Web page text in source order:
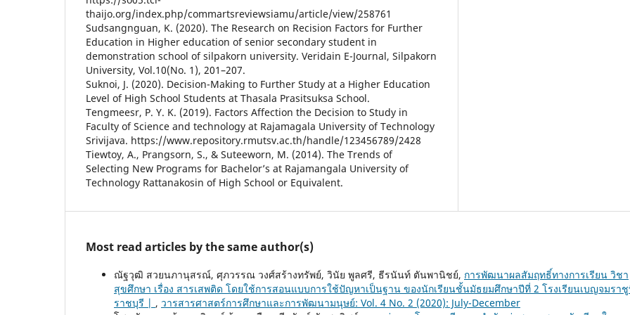
thaijo.org/index.php/commartsreviewsiamu/article/view/258761
Sudsangnguan, K. (2020). The Research on Recision Factors for Further
Education in Higher education of senior secondary student in
demonstration school of silpakorn university. Veridain E-Journal, Silpakorn
University, Vol.10(No. 1), 201–207.
Suknoi, J. (2020). Decision-Making to Further Study at a Higher Education
Level of High School Students at Thasala Prasitsuksa School.
Tengmeesr, P. Y. K. (2019). Factors Affection the Decision to Study in
Faculty of Science and technology at Rajamagala University of Technology
Srivijava. https://www.repository.rmutsv.ac.th/handle/123456789/2428
Tiewtoy, A., Prangsorn, S., & Suteeworn, M. (2014). The Trends of
Selecting New Programs for Bachelor’s at Rajamangala University of
Technology Rattanakosin of High School or Equivalent.
Most read articles by the same author(s)
ณัฐวุฒิ สวยนภานุสรณ์, ศุภวรรณ วงศ์สร้างทรัพย์, วินัย พูลศรี, ธีรนันท์ ตันพานิชย์, การพัฒนาผลสัมฤทธิ์ทางการเรียน วิชา
สุขศึกษา เรื่อง สารเสพติด โดยใช้การสอนแบบการใช้ปัญหาเป็นฐาน ของนักเรียนชั้นมัธยมศึกษาปีที่ 2 โรงเรียนเบญจมรา
ราชบุรี | , วารสารศาสตร์การศึกษาและการพัฒนามนุษย์: Vol. 4 No. 2 (2020): July-December